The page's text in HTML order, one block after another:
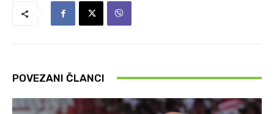
POVEZANI ČLANCI